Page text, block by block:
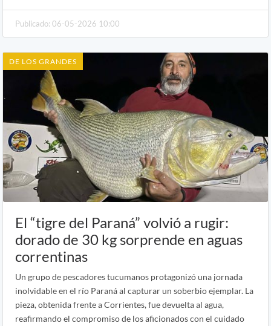
Publicado: 06-05-2026 10:00
DE LOS GRANDES
El “tigre del Paraná” volvió a rugir:
dorado de 30 kg sorprende en aguas
correntinas
Un grupo de pescadores tucumanos protagonizó una jornada
inolvidable en el río Paraná al capturar un soberbio ejemplar. La
pieza, obtenida frente a Corrientes, fue devuelta al agua,
reafirmando el compromiso de los aficionados con el cuidado